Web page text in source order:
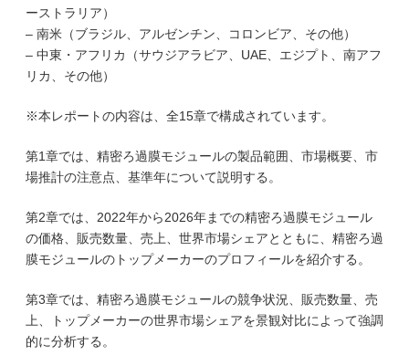
ーストラリア）
– 南米（ブラジル、アルゼンチン、コロンビア、その他）
– 中東・アフリカ（サウジアラビア、UAE、エジプト、南アフ
リカ、その他）
※本レポートの内容は、全15章で構成されています。
第1章では、精密ろ過膜モジュールの製品範囲、市場概要、市
場推計の注意点、基準年について説明する。
第2章では、2022年から2026年までの精密ろ過膜モジュール
の価格、販売数量、売上、世界市場シェアとともに、精密ろ過
膜モジュールのトップメーカーのプロフィールを紹介する。
第3章では、精密ろ過膜モジュールの競争状況、販売数量、売
上、トップメーカーの世界市場シェアを景観対比によって強調
的に分析する。